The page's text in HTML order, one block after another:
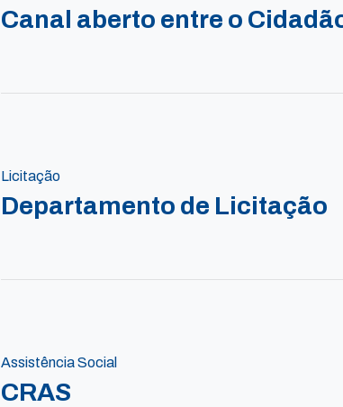
Canal aberto entre o
Licitação
Departamento de Licitação
Assistência Social
CRAS